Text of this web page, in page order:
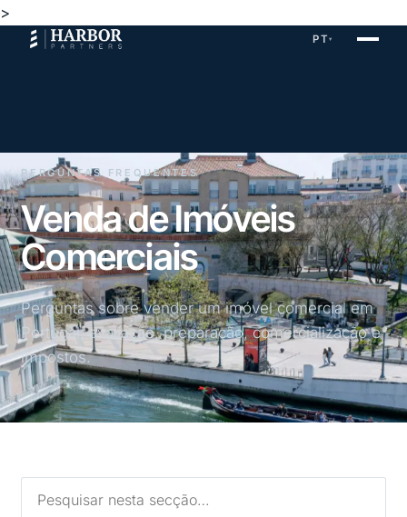
>
PT▾
PERGUNTAS FREQUENTES
Venda de Imóveis
Comerciais
Perguntas sobre vender um imóvel comercial em
Portugal, avaliação, preparação, comercialização e
impostos.